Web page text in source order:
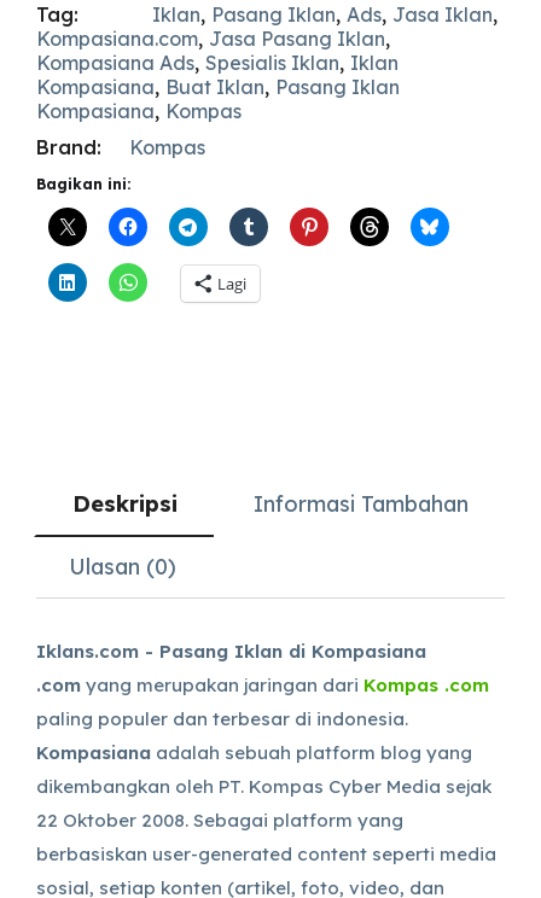
Tag:
Iklan, Pasang Iklan, Ads, Jasa Iklan,
Kompasiana.com, Jasa Pasang Iklan,
Kompasiana Ads, Spesialis Iklan, Iklan
Kompasiana, Buat Iklan, Pasang Iklan
Kompasiana, Kompas
Brand:
Kompas
Bagikan ini:
Lagi
Deskripsi Informasi Tambahan
Ulasan (0)
Iklans.com - Pasang Iklan di Kompasiana
.com yang merupakan jaringan dari Kompas .com
paling populer dan terbesar di indonesia.
Kompasiana adalah sebuah platform blog yang
dikembangkan oleh PT. Kompas Cyber Media sejak
22 Oktober 2008. Sebagai platform yang
berbasiskan user-generated content seperti media
sosial, setiap konten (artikel, foto, video, dan